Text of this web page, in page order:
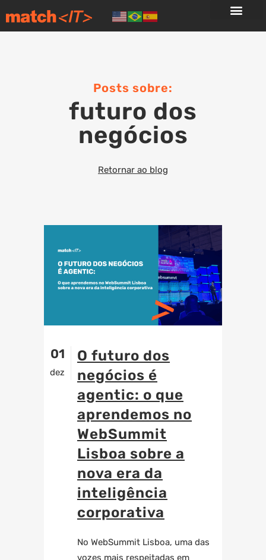
Posts sobre:
futuro dos
negócios
Retornar ao blog
01
dez
O futuro dos
negócios é
agentic: o que
aprendemos no
WebSummit
Lisboa sobre a
nova era da
inteligência
corporativa
No WebSummit Lisboa, uma das
vozes mais respeitadas em